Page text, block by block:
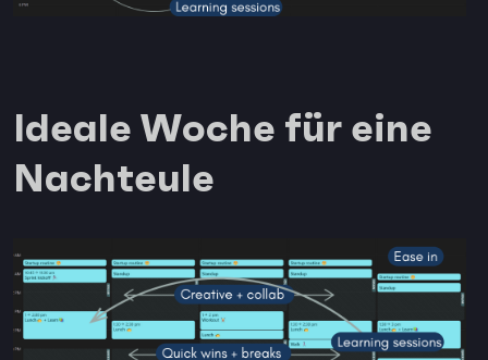
Ideale Woche für eine
Nachteule